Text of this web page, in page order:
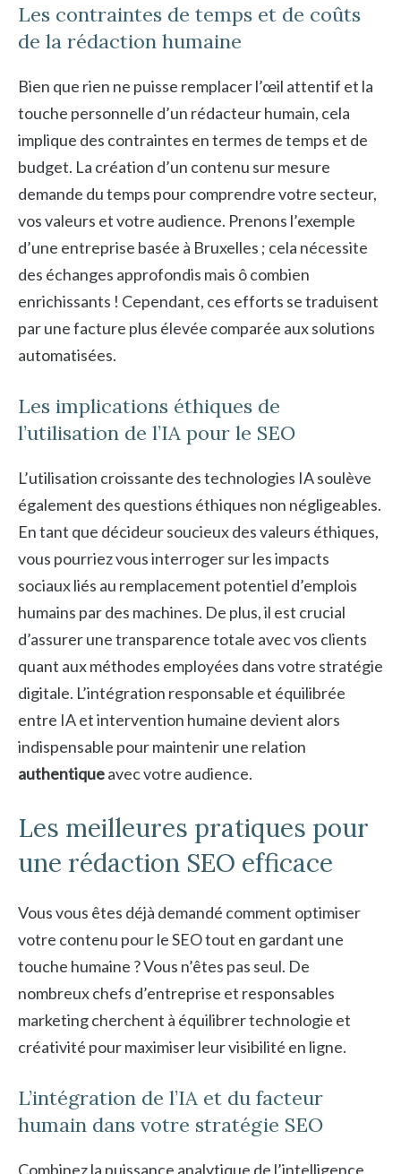
Les contraintes de temps et de coûts
de la rédaction humaine
Bien que rien ne puisse remplacer l’œil attentif et la
touche personnelle d’un rédacteur humain, cela
implique des contraintes en termes de temps et de
budget. La création d’un contenu sur mesure
demande du temps pour comprendre votre secteur,
vos valeurs et votre audience. Prenons l’exemple
d’une entreprise basée à Bruxelles ; cela nécessite
des échanges approfondis mais ô combien
enrichissants ! Cependant, ces efforts se traduisent
par une facture plus élevée comparée aux solutions
automatisées.
Les implications éthiques de
l’utilisation de l’IA pour le SEO
L’utilisation croissante des technologies IA soulève
également des questions éthiques non négligeables.
En tant que décideur soucieux des valeurs éthiques,
vous pourriez vous interroger sur les impacts
sociaux liés au remplacement potentiel d’emplois
humains par des machines. De plus, il est crucial
d’assurer une transparence totale avec vos clients
quant aux méthodes employées dans votre stratégie
digitale. L’intégration responsable et équilibrée
entre IA et intervention humaine devient alors
indispensable pour maintenir une relation
authentiqueavec votre audience.
Les meilleures pratiques pour
une rédaction SEO efficace
Vous vous êtes déjà demandé comment optimiser
votre contenu pour le SEO tout en gardant une
touche humaine ? Vous n’êtes pas seul. De
nombreux chefs d’entreprise et responsables
marketing cherchent à équilibrer technologie et
créativité pour maximiser leur visibilité en ligne.
L’intégration de l’IA et du facteur
humain dans votre stratégie SEO
Combinez la puissance analytique de l’intelligence